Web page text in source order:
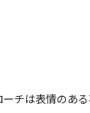
チは表情のあ